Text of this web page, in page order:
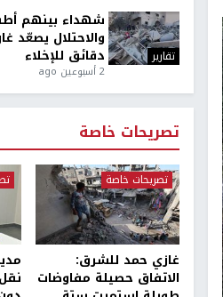
تقارير
شهداء بينهم
والاحتلال يصعّد
دقائق للإخلاء
2 أسبوعين ago
تصريحات خاصة
تصريحات خاصة
غازي حمد للشرق:
الاتفاق حصيلة مفاوضات